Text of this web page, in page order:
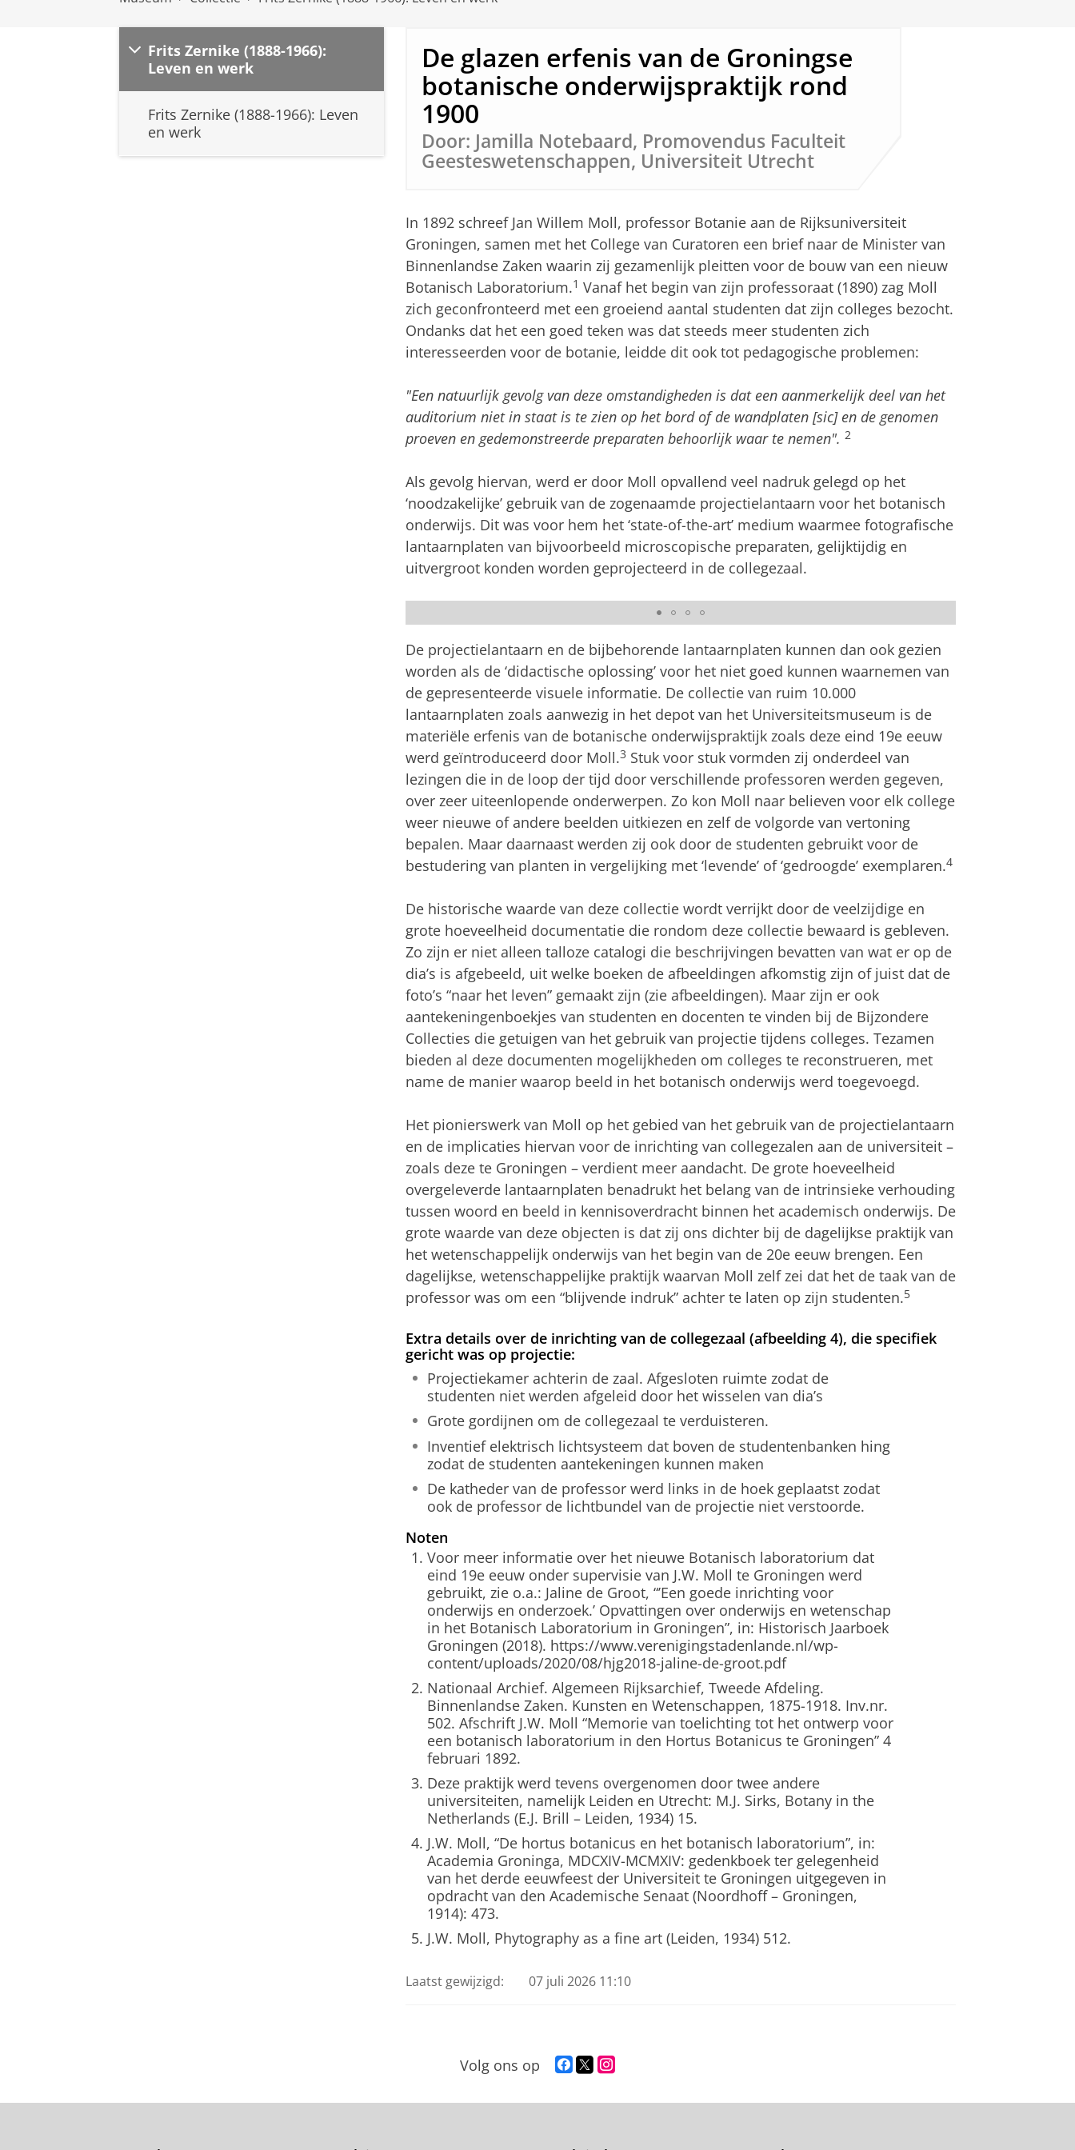
Frits Zernike (1888-1966):
Leven en werk
Frits Zernike (1888-1966): Leven
en werk
De glazen erfenis van de Groningse
botanische onderwijspraktijk rond
1900
Door: Jamilla Notebaard, Promovendus Faculteit
Geesteswetenschappen, Universiteit Utrecht
In 1892 schreef Jan Willem Moll, professor Botanie aan de Rijksuniversiteit
Groningen, samen met het College van Curatoren een brief naar de Minister van
Binnenlandse Zaken waarin zij gezamenlijk pleitten voor de bouw van een nieuw
Botanisch Laboratorium.1 Vanaf het begin van zijn professoraat (1890) zag Moll
zich geconfronteerd met een groeiend aantal studenten dat zijn colleges bezocht.
Ondanks dat het een goed teken was dat steeds meer studenten zich
interesseerden voor de botanie, leidde dit ook tot pedagogische problemen:
"Een natuurlijk gevolg van deze omstandigheden is dat een aanmerkelijk deel van het
auditorium niet in staat is te zien op het bord of de wandplaten [sic] en de genomen
proeven en gedemonstreerde preparaten behoorlijk waar te nemen". 2
Als gevolg hiervan, werd er door Moll opvallend veel nadruk gelegd op het
‘noodzakelijke’ gebruik van de zogenaamde projectielantaarn voor het botanisch
onderwijs. Dit was voor hem het ‘state-of-the-art’ medium waarmee fotografische
lantaarnplaten van bijvoorbeeld microscopische preparaten, gelijktijdig en
uitvergroot konden worden geprojecteerd in de collegezaal.
De projectielantaarn en de bijbehorende lantaarnplaten kunnen dan ook gezien
worden als de ‘didactische oplossing’ voor het niet goed kunnen waarnemen van
de gepresenteerde visuele informatie. De collectie van ruim 10.000
lantaarnplaten zoals aanwezig in het depot van het Universiteitsmuseum is de
materiële erfenis van de botanische onderwijspraktijk zoals deze eind 19e eeuw
werd geïntroduceerd door Moll.3 Stuk voor stuk vormden zij onderdeel van
lezingen die in de loop der tijd door verschillende professoren werden gegeven,
over zeer uiteenlopende onderwerpen. Zo kon Moll naar believen voor elk college
weer nieuwe of andere beelden uitkiezen en zelf de volgorde van vertoning
bepalen. Maar daarnaast werden zij ook door de studenten gebruikt voor de
bestudering van planten in vergelijking met ‘levende’ of ‘gedroogde’ exemplaren.4
De historische waarde van deze collectie wordt verrijkt door de veelzijdige en
grote hoeveelheid documentatie die rondom deze collectie bewaard is gebleven.
Zo zijn er niet alleen talloze catalogi die beschrijvingen bevatten van wat er op de
dia’s is afgebeeld, uit welke boeken de afbeeldingen afkomstig zijn of juist dat de
foto’s “naar het leven” gemaakt zijn (zie afbeeldingen). Maar zijn er ook
aantekeningenboekjes van studenten en docenten te vinden bij de Bijzondere
Collecties die getuigen van het gebruik van projectie tijdens colleges. Tezamen
bieden al deze documenten mogelijkheden om colleges te reconstrueren, met
name de manier waarop beeld in het botanisch onderwijs werd toegevoegd.
Het pionierswerk van Moll op het gebied van het gebruik van de projectielantaarn
en de implicaties hiervan voor de inrichting van collegezalen aan de universiteit –
zoals deze te Groningen – verdient meer aandacht. De grote hoeveelheid
overgeleverde lantaarnplaten benadrukt het belang van de intrinsieke verhouding
tussen woord en beeld in kennisoverdracht binnen het academisch onderwijs. De
grote waarde van deze objecten is dat zij ons dichter bij de dagelijkse praktijk van
het wetenschappelijk onderwijs van het begin van de 20e eeuw brengen. Een
dagelijkse, wetenschappelijke praktijk waarvan Moll zelf zei dat het de taak van de
professor was om een “blijvende indruk” achter te laten op zijn studenten.5
Extra details over de inrichting van de collegezaal (afbeelding 4), die specifiek
gericht was op projectie:
Projectiekamer achterin de zaal. Afgesloten ruimte zodat de
studenten niet werden afgeleid door het wisselen van dia’s
Grote gordijnen om de collegezaal te verduisteren.
Inventief elektrisch lichtsysteem dat boven de studentenbanken hing
zodat de studenten aantekeningen kunnen maken
De katheder van de professor werd links in de hoek geplaatst zodat
ook de professor de lichtbundel van de projectie niet verstoorde.
Noten
Voor meer informatie over het nieuwe Botanisch laboratorium dat
eind 19e eeuw onder supervisie van J.W. Moll te Groningen werd
gebruikt, zie o.a.: Jaline de Groot, “’Een goede inrichting voor
onderwijs en onderzoek.’ Opvattingen over onderwijs en wetenschap
in het Botanisch Laboratorium in Groningen”, in: Historisch Jaarboek
Groningen (2018). https://www.verenigingstadenlande.nl/wp-
content/uploads/2020/08/hjg2018-jaline-de-groot.pdf
Nationaal Archief. Algemeen Rijksarchief, Tweede Afdeling.
Binnenlandse Zaken. Kunsten en Wetenschappen, 1875-1918. Inv.nr.
502. Afschrift J.W. Moll “Memorie van toelichting tot het ontwerp voor
een botanisch laboratorium in den Hortus Botanicus te Groningen” 4
februari 1892.
Deze praktijk werd tevens overgenomen door twee andere
universiteiten, namelijk Leiden en Utrecht: M.J. Sirks, Botany in the
Netherlands (E.J. Brill – Leiden, 1934) 15.
J.W. Moll, “De hortus botanicus en het botanisch laboratorium”, in:
Academia Groninga, MDCXIV-MCMXIV: gedenkboek ter gelegenheid
van het derde eeuwfeest der Universiteit te Groningen uitgegeven in
opdracht van den Academische Senaat (Noordhoff – Groningen,
1914): 473.
J.W. Moll, Phytography as a fine art (Leiden, 1934) 512.
Laatst gewijzigd: 07 juli 2026 11:10
Volg ons op
F
c
T
i
I
s